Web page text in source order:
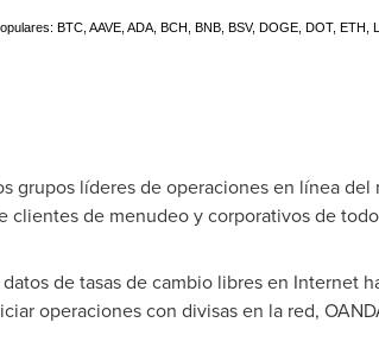
BTC, AAVE, ADA, BCH, BNB, BSV, DOGE, DOT,
grupos líderes de operaciones en línea
clientes de menudeo y corporativos de
de tasas de cambio libres en Internet
operaciones con divisas en la red,